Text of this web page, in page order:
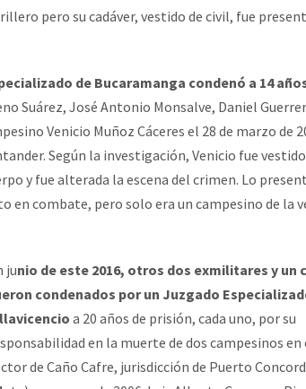
pero su cadáver, vestido de civil, fue
de Bucaramanga condenó a 14
Suárez, José Antonio Monsalve, Daniel
Venicio Muñoz Cáceres el 28 de marzo de
Según la investigación, Venicio fue
y fue alterada la escena del crimen. Lo
en combate, pero solo era un campesino de la
junio de este 2016, otros dos exmilitares y un
condenados por un Juzgado
a 20 años de prisión, cada uno, por su
en la muerte de dos campesinos en
de Caño Cafre, jurisdicción de Puerto